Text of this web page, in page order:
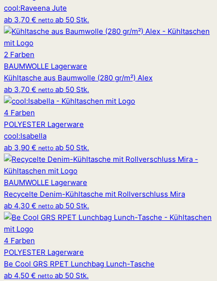
cool:Raveena Jute
ab 3,70 € netto ab 50 Stk.
2 Farben
BAUMWOLLE Lagerware
Kühltasche aus Baumwolle (280 gr/m²) Alex
ab 3,70 € netto ab 50 Stk.
4 Farben
POLYESTER Lagerware
cool:Isabella
ab 3,90 € netto ab 50 Stk.
BAUMWOLLE Lagerware
Recycelte Denim-Kühltasche mit Rollverschluss Mira
ab 4,30 € netto ab 50 Stk.
4 Farben
POLYESTER Lagerware
Be Cool GRS RPET Lunchbag Lunch-Tasche
ab 4,50 € netto ab 50 Stk.